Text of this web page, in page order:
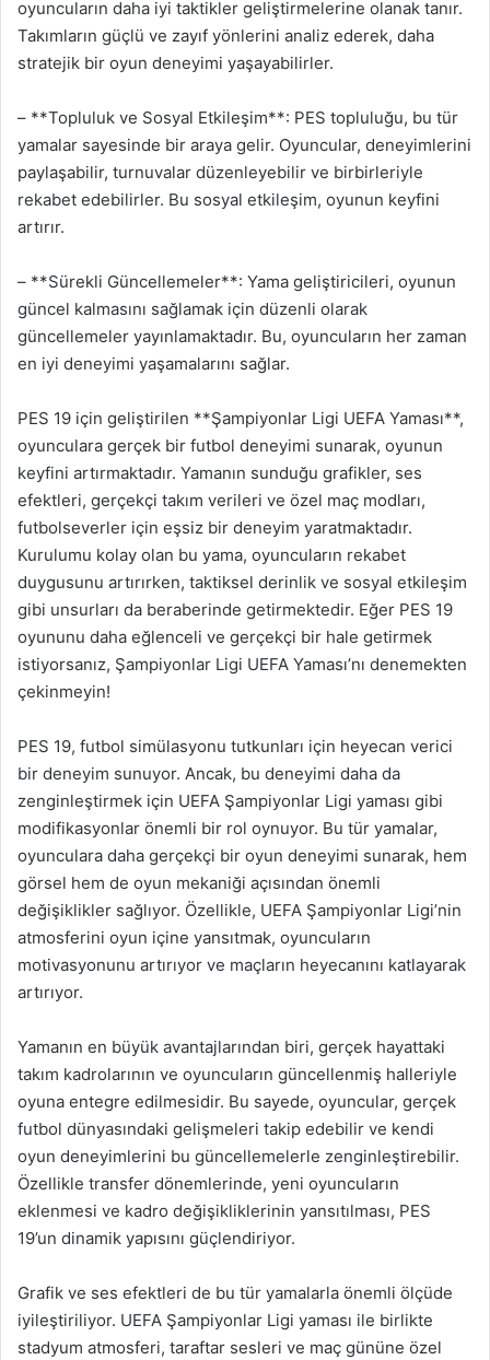
oyuncuların daha iyi taktikler geliştirmelerine olanak tanır.
Takımların güçlü ve zayıf yönlerini analiz ederek, daha
stratejik bir oyun deneyimi yaşayabilirler.
– **Topluluk ve Sosyal Etkileşim**: PES topluluğu, bu tür
yamalar sayesinde bir araya gelir. Oyuncular, deneyimlerini
paylaşabilir, turnuvalar düzenleyebilir ve birbirleriyle
rekabet edebilirler. Bu sosyal etkileşim, oyunun keyfini
artırır.
– **Sürekli Güncellemeler**: Yama geliştiricileri, oyunun
güncel kalmasını sağlamak için düzenli olarak
güncellemeler yayınlamaktadır. Bu, oyuncuların her zaman
en iyi deneyimi yaşamalarını sağlar.
PES 19 için geliştirilen **Şampiyonlar Ligi UEFA Yaması**,
oyunculara gerçek bir futbol deneyimi sunarak, oyunun
keyfini artırmaktadır. Yamanın sunduğu grafikler, ses
efektleri, gerçekçi takım verileri ve özel maç modları,
futbolseverler için eşsiz bir deneyim yaratmaktadır.
Kurulumu kolay olan bu yama, oyuncuların rekabet
duygusunu artırırken, taktiksel derinlik ve sosyal etkileşim
gibi unsurları da beraberinde getirmektedir. Eğer PES 19
oyununu daha eğlenceli ve gerçekçi bir hale getirmek
istiyorsanız, Şampiyonlar Ligi UEFA Yaması’nı denemekten
çekinmeyin!
PES 19, futbol simülasyonu tutkunları için heyecan verici
bir deneyim sunuyor. Ancak, bu deneyimi daha da
zenginleştirmek için UEFA Şampiyonlar Ligi yaması gibi
modifikasyonlar önemli bir rol oynuyor. Bu tür yamalar,
oyunculara daha gerçekçi bir oyun deneyimi sunarak, hem
görsel hem de oyun mekaniği açısından önemli
değişiklikler sağlıyor. Özellikle, UEFA Şampiyonlar Ligi’nin
atmosferini oyun içine yansıtmak, oyuncuların
motivasyonunu artırıyor ve maçların heyecanını katlayarak
artırıyor.
Yamanın en büyük avantajlarından biri, gerçek hayattaki
takım kadrolarının ve oyuncuların güncellenmiş halleriyle
oyuna entegre edilmesidir. Bu sayede, oyuncular, gerçek
futbol dünyasındaki gelişmeleri takip edebilir ve kendi
oyun deneyimlerini bu güncellemelerle zenginleştirebilir.
Özellikle transfer dönemlerinde, yeni oyuncuların
eklenmesi ve kadro değişikliklerinin yansıtılması, PES
19’un dinamik yapısını güçlendiriyor.
Grafik ve ses efektleri de bu tür yamalarla önemli ölçüde
iyileştiriliyor. UEFA Şampiyonlar Ligi yaması ile birlikte
stadyum atmosferi, taraftar sesleri ve maç gününe özel